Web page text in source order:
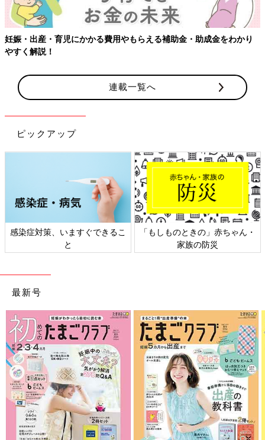
妊娠・出産・育児にかかる費用やもらえる補助金・助成金をわかり
やすく解説！
連載一覧へ
ピックアップ
感染症対策、いますぐできるこ
と
「もしものときの」赤ちゃん・
家族の防災
最新号